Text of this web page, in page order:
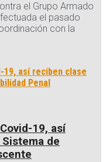
el Grupo Armado
el pasado
con la
19, así
de